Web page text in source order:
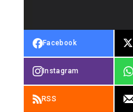
Facebook
Instagram
RSS